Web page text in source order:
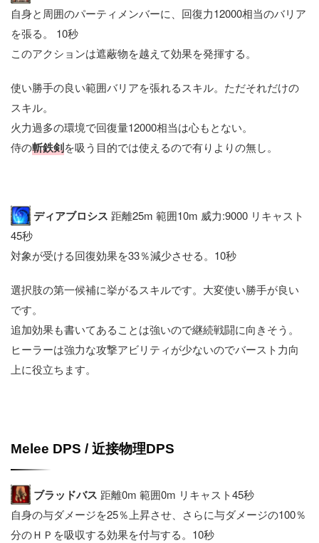
自身と周囲のパーティメンバーに、回復力12000相当のバリア
を張る。 10秒
このアクションは遮蔽物を越えて効果を発揮する。
使い勝手の良い範囲バリアを張れるスキル。ただそれだけの
スキル。
火力過多の環境で回復量12000相当は心もとない。
侍の斬鉄剣を吸う目的では使えるので有りよりの無し。
ディアブロシス 距離25m 範囲10m 威力:9000 リキャスト
45秒
対象が受ける回復効果を33％減少させる。10秒
選択肢の第一候補に挙がるスキルです。大変使い勝手が良い
です。
追加効果も書いてあることは強いので継続戦闘に向きそう。
ヒーラーは強力な攻撃アビリティが少ないのでバースト力向
上に役立ちます。
Melee DPS / 近接物理DPS
ブラッドバス 距離0m 範囲0m リキャスト45秒
自身の与ダメージを25％上昇させ、さらに与ダメージの100％
分のＨＰを吸収する効果を付与する。10秒